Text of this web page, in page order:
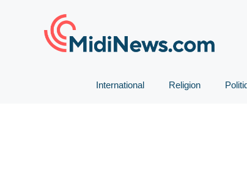
International Religion